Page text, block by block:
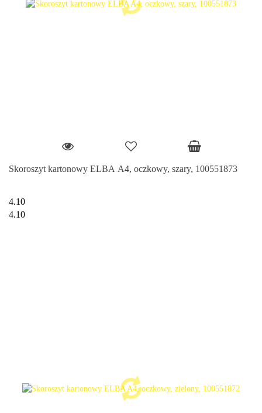
Skoroszyt kartonowy ELBA A4, oczkowy, szary, 100551873
4.10
4.10